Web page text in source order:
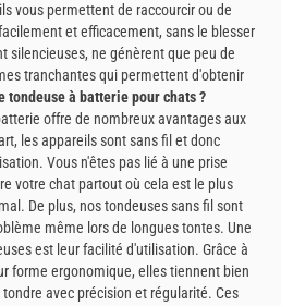
vous permettent de raccourcir ou de
et efficacement, sans le blesser
silencieuses, ne génèrent que peu de
tranchantes qui permettent d'obtenir
tondeuse à batterie pour chats ?
offre de nombreux avantages aux
les appareils sont sans fil et donc
Vous n'êtes pas lié à une prise
votre chat partout où cela est le plus
De plus, nos tondeuses sans fil sont
même lors de longues tontes. Une
est leur facilité d'utilisation. Grâce à
forme ergonomique, elles tiennent bien
avec précision et régularité. Ces